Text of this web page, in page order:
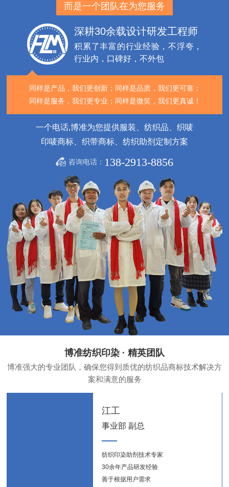
而是一个团队在为您服务
深耕30余载设计研发工程师
积累了丰富的行业经验，不浮夸，
行业内，口碑好，不外包
同样是产品，我们更创新； 同样是品质，我们更可靠；
同样是服务，我们更专业； 同样是微笑，我们更真诚！
一个电话,博准为您提供服装、纺织品、织唛
印唛商标、织带商标、纺织助剂定制方案
咨询电话： 138-2913-8856
博准纺织印染 · 精英团队
博准强大的专业团队，确保您得到质优的纺织品商标技术解决方
案和满意的服务
江工
事业部 副总
纺织印染助剂技术专家
30余年产品研发经验
善于根据用户需求